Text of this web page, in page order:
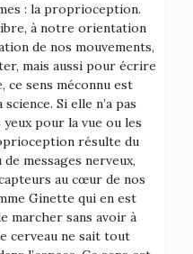
: la proprioception.
à notre orientation
de nos mouvements,
mais aussi pour écrire
ce sens méconnu est
Si elle n’a pas
yeux pour la vue ou les
résulte du
messages nerveux,
au cœur de nos
Ginette qui en est
marcher sans avoir à
cerveau ne sait tout